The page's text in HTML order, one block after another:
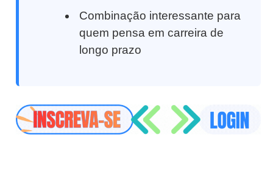
Combinação interessante para
quem pensa em carreira de
longo prazo